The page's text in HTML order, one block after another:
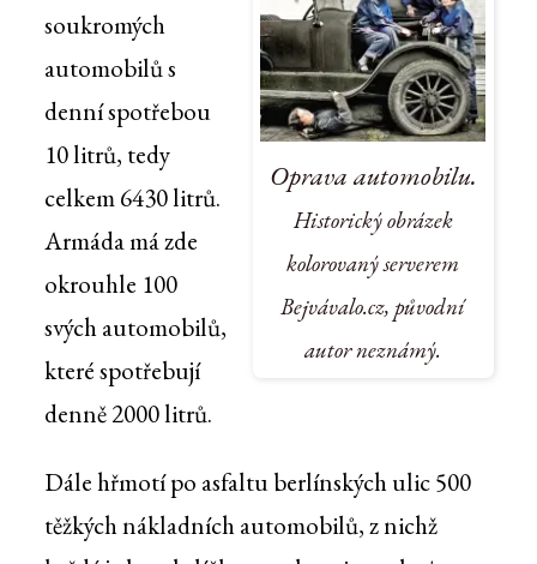
Oprava automobilu.
Historický obrázek
kolorovaný serverem
Bejvávalo.cz, původní
autor neznámý.
soukromých
automobilů s
denní spotřebou
10 litrů, tedy
celkem 6430 litrů.
Armáda má zde
okrouhle 100
svých automobilů,
které spotřebují
denně 2000 litrů.
Dále hřmotí po asfaltu berlínských ulic 500
těžkých nákladních automobilů, z nichž